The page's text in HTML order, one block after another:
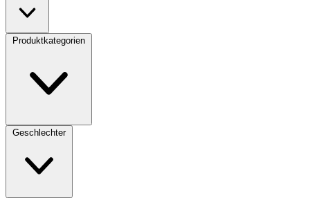
Produktkategorien
Geschlechter